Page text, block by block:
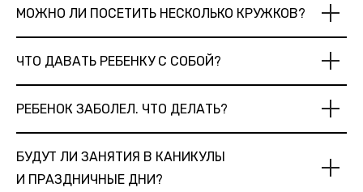
МОЖНО ЛИ ПОСЕТИТЬ НЕСКОЛЬКО КРУЖКОВ?
ЧТО ДАВАТЬ РЕБЕНКУ С СОБОЙ?
РЕБЕНОК ЗАБОЛЕЛ. ЧТО ДЕЛАТЬ?
БУДУТ ЛИ ЗАНЯТИЯ В КАНИКУЛЫ
И ПРАЗДНИЧНЫЕ ДНИ?